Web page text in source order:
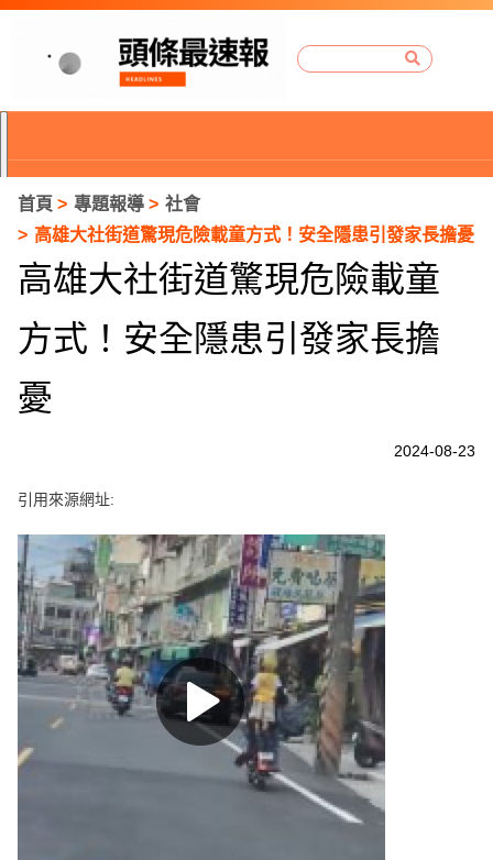
首頁 專題報導
社會
高雄大社街道驚現危險載童方式！安全隱患引發家長擔憂
高雄大社街道驚現危險載童
方式！安全隱患引發家長擔
憂
2024-08-23
引用來源網址: